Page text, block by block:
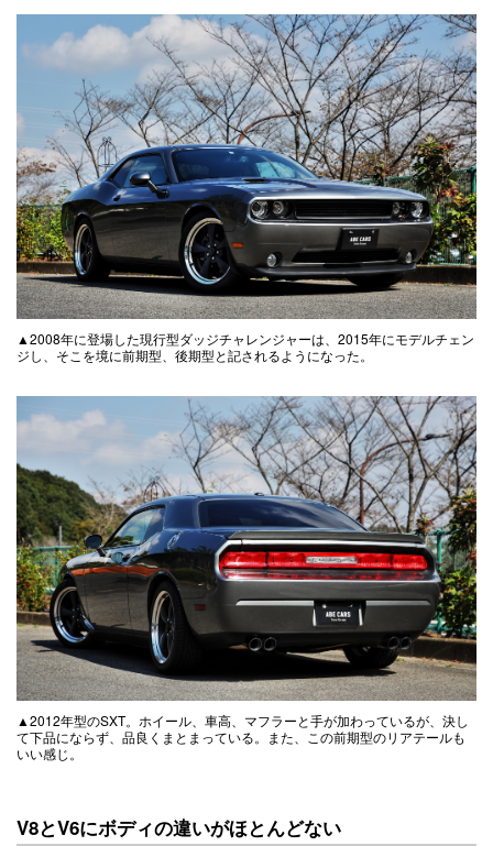
▲2008年に登場した現行型ダッジチャレンジャーは、2015年にモデルチェン
ジし、そこを境に前期型、後期型と記されるようになった。
▲2012年型のSXT。ホイール、車高、マフラーと手が加わっているが、決し
て下品にならず、品良くまとまっている。また、この前期型のリアテールも
いい感じ。
V8とV6にボディの違いがほとんどない